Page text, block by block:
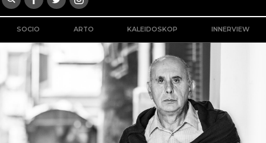
SOCIO ARTO KALEIDOSKOP INNERVIEW